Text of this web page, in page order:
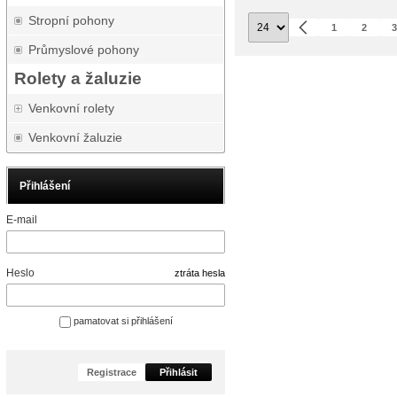
Stropní pohony
Průmyslové pohony
Rolety a žaluzie
Venkovní rolety
Venkovní žaluzie
Přihlášení
E-mail
Heslo ztráta hesla
pamatovat si přihlášení
Registrace Přihlásit
1 2 3